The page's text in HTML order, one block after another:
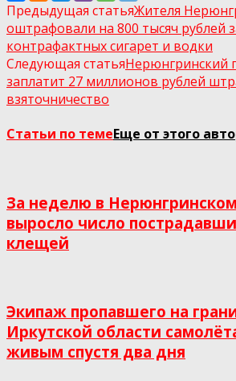
Предыдущая статьяЖителя
оштрафовали на 800 тысяч рублей
контрафактных сигарет и водки
Следующая статьяНерюнгринский
заплатит 27 миллионов рублей
взяточничество
Статьи по темеЕще от этого
За неделю в
выросло число
клещей
Экипаж пропавшего на
Иркутской области
живым спустя два дня